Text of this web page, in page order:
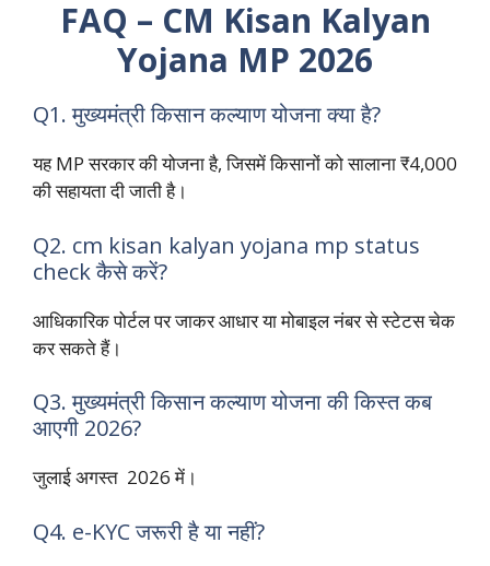
FAQ – CM Kisan Kalyan
Yojana MP 2026
Q1. मुख्यमंत्री किसान कल्याण योजना क्या है?
यह MP सरकार की योजना है, जिसमें किसानों को सालाना ₹4,000
की सहायता दी जाती है।
Q2. cm kisan kalyan yojana mp status
check कैसे करें?
आधिकारिक पोर्टल पर जाकर आधार या मोबाइल नंबर से स्टेटस चेक
कर सकते हैं।
Q3. मुख्यमंत्री किसान कल्याण योजना की किस्त कब
आएगी 2026?
जुलाई अगस्त 2026 में।
Q4. e-KYC जरूरी है या नहीं?